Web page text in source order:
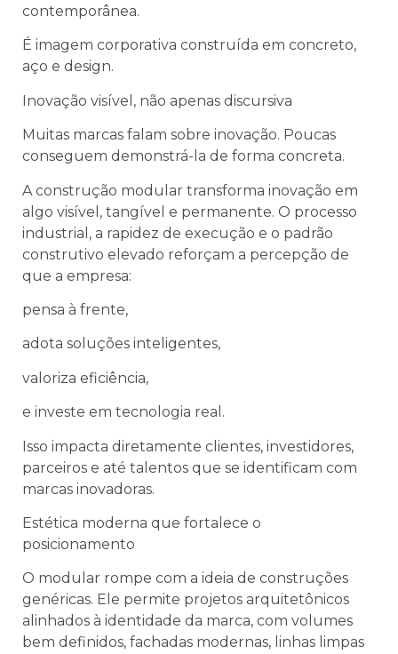
contemporânea.
É imagem corporativa construída em concreto,
aço e design.
Inovação visível, não apenas discursiva
Muitas marcas falam sobre inovação. Poucas
conseguem demonstrá-la de forma concreta.
A construção modular transforma inovação em
algo visível, tangível e permanente. O processo
industrial, a rapidez de execução e o padrão
construtivo elevado reforçam a percepção de
que a empresa:
pensa à frente,
adota soluções inteligentes,
valoriza eficiência,
e investe em tecnologia real.
Isso impacta diretamente clientes, investidores,
parceiros e até talentos que se identificam com
marcas inovadoras.
Estética moderna que fortalece o
posicionamento
O modular rompe com a ideia de construções
genéricas. Ele permite projetos arquitetônicos
alinhados à identidade da marca, com volumes
bem definidos, fachadas modernas, linhas limpas